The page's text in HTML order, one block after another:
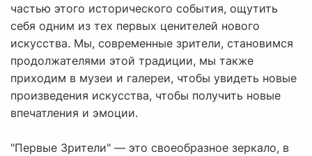
частью этого исторического события, ощутить
себя одним из тех первых ценителей нового
искусства. Мы, современные зрители, становимся
продолжателями этой традиции, мы также
приходим в музеи и галереи, чтобы увидеть новые
произведения искусства, чтобы получить новые
впечатления и эмоции.
"Первые Зрители" — это своеобразное зеркало, в